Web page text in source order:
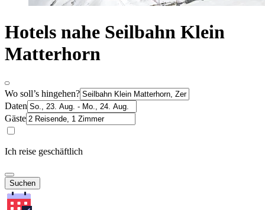
Hotels nahe Seilbahn Klein
Matterhorn
Wo soll’s hingehen?
Daten
Gäste
Ich reise geschäftlich
Suchen